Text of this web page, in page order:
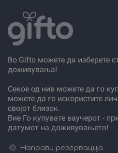
Во Gifto можете да изберете
доживувања!
Секое од нив можете да го
можете да го искористите
својот близок.
Вие Го купувате ваучерот -
датумот на доживувањето!
Направи резервација